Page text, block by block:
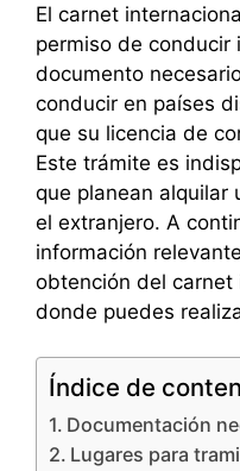
El carnet
permiso de conducir
documento
conducir en países
que su licencia de
Este trámite es
que planean alquilar
el extranjero. A
información
obtención del carnet
donde puedes
Índice de
Documentación
Lugares para